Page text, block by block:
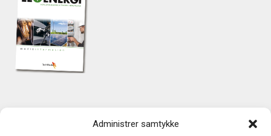
Administrer samtykke
TechMedia A/S